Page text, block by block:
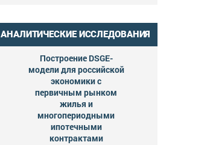
АНАЛИТИЧЕСКИЕ ИССЛЕДОВАНИЯ
Построение DSGE-
модели для российской
экономики с
первичным рынком
жилья и
многопериодными
ипотечными
контрактами